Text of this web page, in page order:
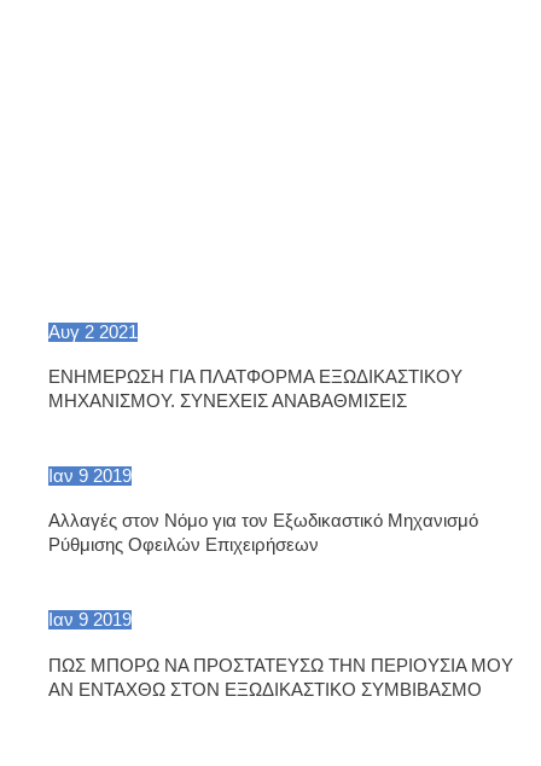
Αυγ 2 2021
ΕΝΗΜΕΡΩΣΗ ΓΙΑ ΠΛΑΤΦΟΡΜΑ ΕΞΩΔΙΚΑΣΤΙΚΟΥ
ΜΗΧΑΝΙΣΜΟΥ. ΣΥΝΕΧΕΙΣ ΑΝΑΒΑΘΜΙΣΕΙΣ
Ιαν 9 2019
Αλλαγές στον Νόμο για τον Εξωδικαστικό Μηχανισμό
Ρύθμισης Οφειλών Επιχειρήσεων
Ιαν 9 2019
ΠΩΣ ΜΠΟΡΩ ΝΑ ΠΡΟΣΤΑΤΕΥΣΩ ΤΗΝ ΠΕΡΙΟΥΣΙΑ ΜΟΥ
ΑΝ ΕΝΤΑΧΘΩ ΣΤΟΝ ΕΞΩΔΙΚΑΣΤΙΚΟ ΣΥΜΒΙΒΑΣΜΟ